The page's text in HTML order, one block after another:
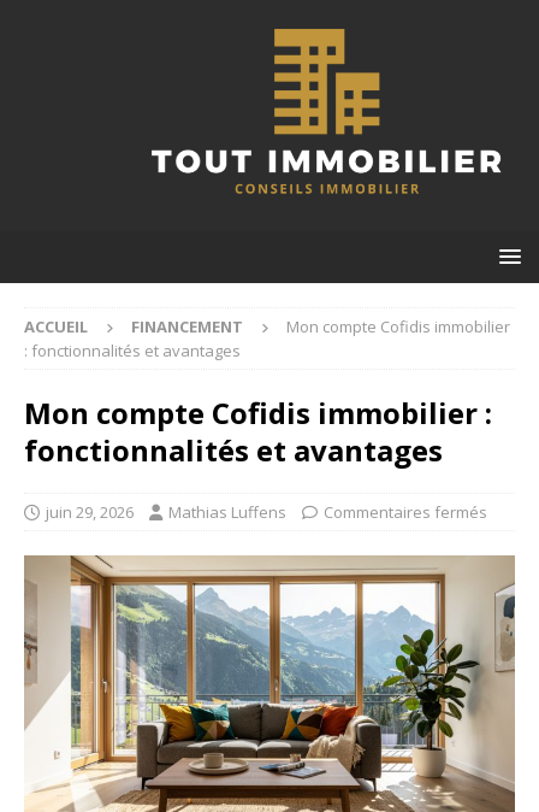
ACCUEIL FINANCEMENT
Mon compte Cofidis immobilier
: fonctionnalités et avantages
Mon compte Cofidis immobilier :
fonctionnalités et avantages
juin 29, 2026 Mathias Luffens Commentaires fermés